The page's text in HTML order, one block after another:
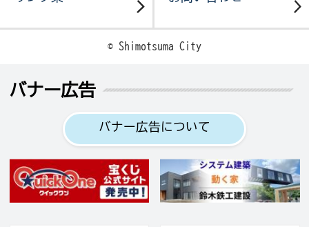
© Shimotsuma City
バナー広告
バナー広告について